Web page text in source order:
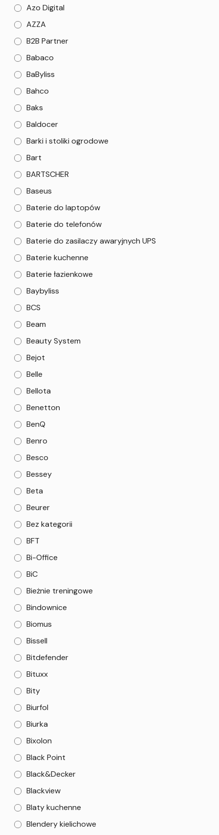
Azo Digital
AZZA
B2B Partner
Babaco
BaByliss
Bahco
Baks
Baldocer
Barki i stoliki ogrodowe
Bart
BARTSCHER
Baseus
Baterie do laptopów
Baterie do telefonów
Baterie do zasilaczy awaryjnych UPS
Baterie kuchenne
Baterie łazienkowe
Baybyliss
BCS
Beam
Beauty System
Bejot
Belle
Bellota
Benetton
BenQ
Benro
Besco
Bessey
Beta
Beurer
Bez kategorii
BFT
Bi-Office
BiC
Bieżnie treningowe
Bindownice
Biomus
Bissell
Bitdefender
Bituxx
Bity
Biurfol
Biurka
Bixolon
Black Point
Black&Decker
Blackview
Blaty kuchenne
Blendery kielichowe